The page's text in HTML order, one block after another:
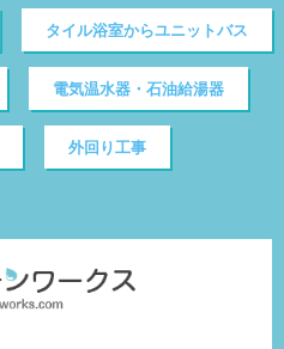
タイル浴室からユニットバス
電気温水器・石油給湯器
外回り工事